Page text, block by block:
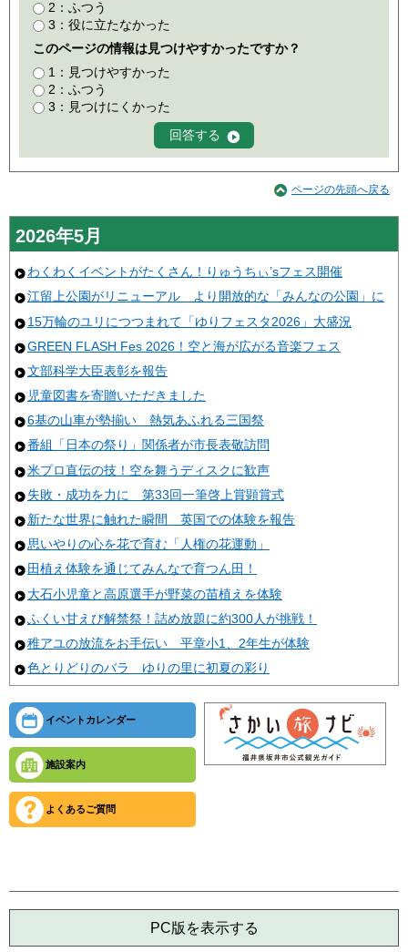
2：ふつう
3：役に立たなかった
このページの情報は見つけやすかったですか？
1：見つけやすかった
2：ふつう
3：見つけにくかった
ページの先頭へ戻る
2026年5月
わくわくイベントがたくさん！りゅうちぃ’sフェス開催
江留上公園がリニューアル より開放的な「みんなの公園」に
15万輪のユリにつつまれて「ゆりフェスタ2026」大盛況
GREEN FLASH Fes 2026！空と海が広がる音楽フェス
文部科学大臣表彰を報告
児童図書を寄贈いただきました
6基の山車が勢揃い 熱気あふれる三国祭
番組「日本の祭り」関係者が市長表敬訪問
米プロ直伝の技！空を舞うディスクに歓声
失敗・成功を力に 第33回一筆啓上賞顕賞式
新たな世界に触れた瞬間 英国での体験を報告
思いやりの心を花で育む「人権の花運動」
田植え体験を通じてみんなで育つん田！
大石小児童と高原選手が野菜の苗植えを体験
ふくい甘えび解禁祭！詰め放題に約300人が挑戦！
稚アユの放流をお手伝い 平章小1、2年生が体験
色とりどりのバラ ゆりの里に初夏の彩り
イベントカレンダー
施設案内
よくあるご質問
PC版を表示する